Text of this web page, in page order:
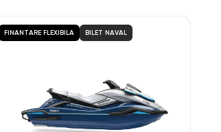
FINANTARE FLEXIBILA BILET NAVAL